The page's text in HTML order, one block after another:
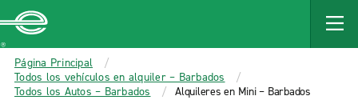
MAIN
CONTENT
Enterprise
Página Principal
Todos los vehículos en alquiler – Barbados
Todos los Autos – Barbados
Alquileres en Mini – Barbados